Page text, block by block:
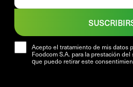
Acepto el tratamiento de mis datos
Foodcom S.A. para la prestación
que puedo retirar este